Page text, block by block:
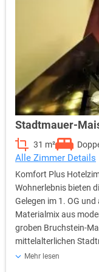
Stadtmauer-
31 m²
Alle Zimmer Details
Komfort Plus
Wohnerlebnis bieten
Gelegen im 1. OG
Materialmix aus
groben Bruchstein-
mittelalterlichen
Räume den Gast zu
Mehr lesen